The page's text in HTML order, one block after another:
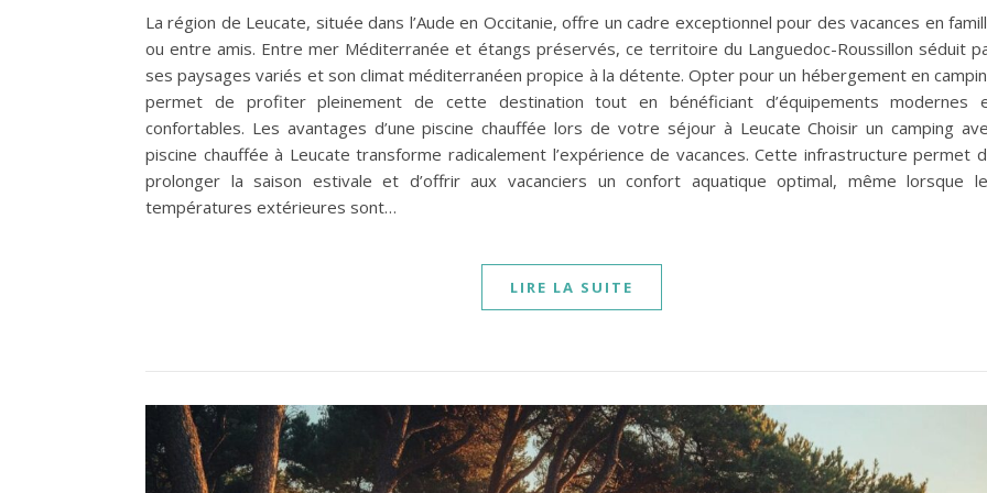
La région de Leucate, située dans l’Aude en Occitanie, offre un cadre exceptionnel pour des vacances en
ou entre amis. Entre mer Méditerranée et étangs préservés, ce territoire du Languedoc-Roussillon séduit
ses paysages variés et son climat méditerranéen propice à la détente. Opter pour un hébergement en
permet de profiter pleinement de cette destination tout en bénéficiant d’équipements modernes
confortables. Les avantages d’une piscine chauffée lors de votre séjour à Leucate Choisir un camping
piscine chauffée à Leucate transforme radicalement l’expérience de vacances. Cette infrastructure permet
prolonger la saison estivale et d’offrir aux vacanciers un confort aquatique optimal, même lorsque
températures extérieures sont…
LIRE LA SUITE